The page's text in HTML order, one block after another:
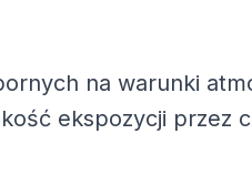
na warunki
ekspozycji przez